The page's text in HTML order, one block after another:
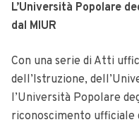
L’Università Popolare
dal MIUR
Con una serie di Atti
dell’Istruzione,
l’Università Popolare
riconoscimento ufficiale